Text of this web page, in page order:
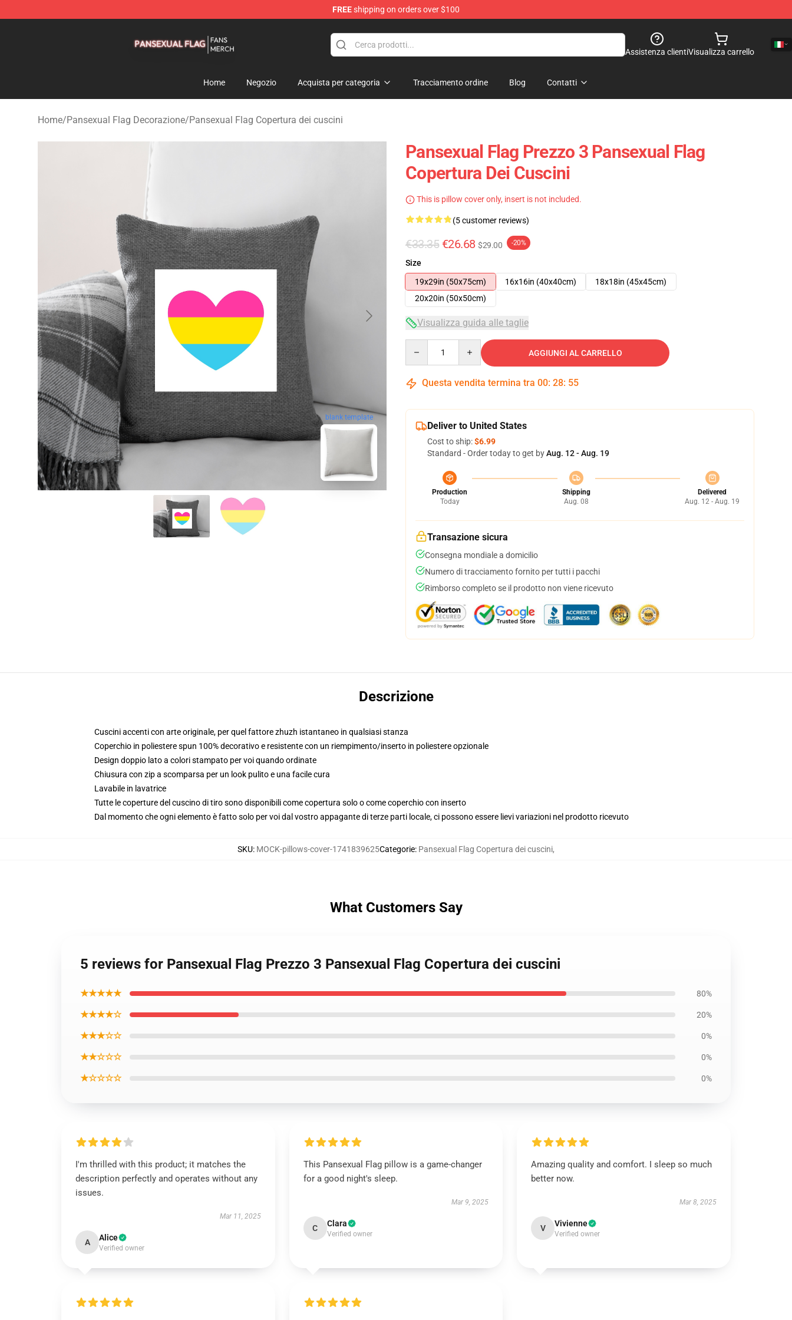
FREEshipping on orders over $100
Assistenza clientiVisualizza carrello
Home Negozio Acquista per categoria Tracciamento ordine Blog Contatti
Home/Pansexual Flag Decorazione/Pansexual Flag Copertura dei cuscini
blank template
Pansexual Flag Prezzo 3 Pansexual Flag
Copertura Dei Cuscini
This is pillow cover only, insert is not included.
(5 customer reviews)
€33.35 €26.68 $29.00 -20%
Size
19x29in (50x75cm)
16x16in (40x40cm)
18x18in (45x45cm)
20x20in (50x50cm)
Visualizza guida alle taglie
AGGIUNGI AL CARRELLO
Questa vendita termina tra 00: 28: 54
Deliver to United States
Cost to ship:$6.99
Standard - Order today to get byAug. 12 - Aug. 19
Production
Today
Shipping
Aug. 08
Delivered
Aug. 12 - Aug. 19
Transazione sicura
Consegna mondiale a domicilio
Numero di tracciamento fornito per tutti i pacchi
Rimborso completo se il prodotto non viene ricevuto
Descrizione
Cuscini accenti con arte originale, per quel fattore zhuzh istantaneo in qualsiasi stanza
Coperchio in poliestere spun 100% decorativo e resistente con un riempimento/inserto in poliestere opzionale
Design doppio lato a colori stampato per voi quando ordinate
Chiusura con zip a scomparsa per un look pulito e una facile cura
Lavabile in lavatrice
Tutte le coperture del cuscino di tiro sono disponibili come copertura solo o come coperchio con inserto
Dal momento che ogni elemento è fatto solo per voi dal vostro appagante di terze parti locale, ci possono essere lievi variazioni nel prodotto ricevuto
SKU: MOCK-pillows-cover-1741839625Categorie: Pansexual Flag Copertura dei cuscini,
What Customers Say
5 reviews for Pansexual Flag Prezzo 3 Pansexual Flag Copertura dei cuscini
★★★★★ 80%
★★★★☆ 20%
★★★☆☆ 0%
★★☆☆☆ 0%
★☆☆☆☆ 0%
I'm thrilled with this product; it matches the
description perfectly and operates without any
issues.
Mar 11, 2025
A Alice
Verified owner
This Pansexual Flag pillow is a game-changer
for a good night's sleep.
Mar 9, 2025
C Clara
Verified owner
Amazing quality and comfort. I sleep so much
better now.
Mar 8, 2025
V Vivienne
Verified owner